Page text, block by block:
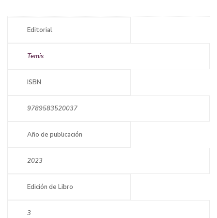
Editorial
Temis
ISBN
9789583520037
Año de publicación
2023
Edición de Libro
3